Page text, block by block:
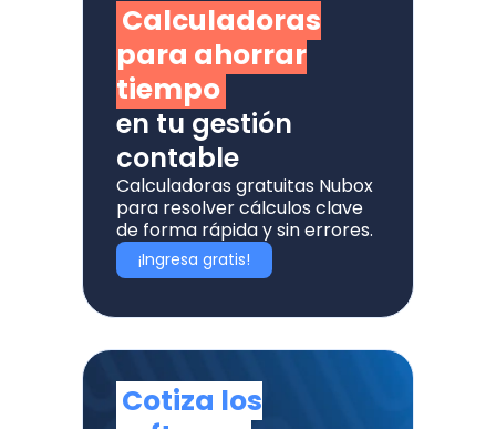
Calculadoras
para ahorrar
tiempo
en tu gestión
contable
Calculadoras gratuitas Nubox
para resolver cálculos clave
de forma rápida y sin errores.
¡Ingresa gratis!
Cotiza los